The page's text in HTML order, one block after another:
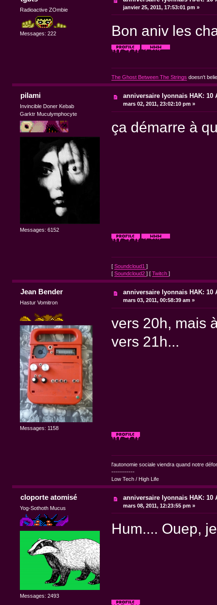
Radioactive ZOmbie
Messages: 222
janvier 25, 2011, 17:53:01 pm »
Bon aniv les
The Ghost Between The Strings doesn't
pilami
Invincible Doner Kebab
Garktr Muculymphocyte
Messages: 6152
anniversaire lyonnais HAK: 10
mars 02, 2011, 23:02:10 pm »
ça démarre à
[ Soundcloud1 ]
[ Soundcloud2 ] [ Twitch ]
Jean Bender
Hastur Vomitron
Messages: 1158
anniversaire lyonnais HAK: 10
mars 03, 2011, 00:58:39 am »
vers 20h, mais
vers 21h...
l'autonomie sociale viendra quand notre
------------
Low Tech / High Life
cloporte atomisé
Yog-Sothoth Mucus
Messages: 2493
anniversaire lyonnais HAK: 10
mars 08, 2011, 12:23:55 pm »
Hum.... Ouep,